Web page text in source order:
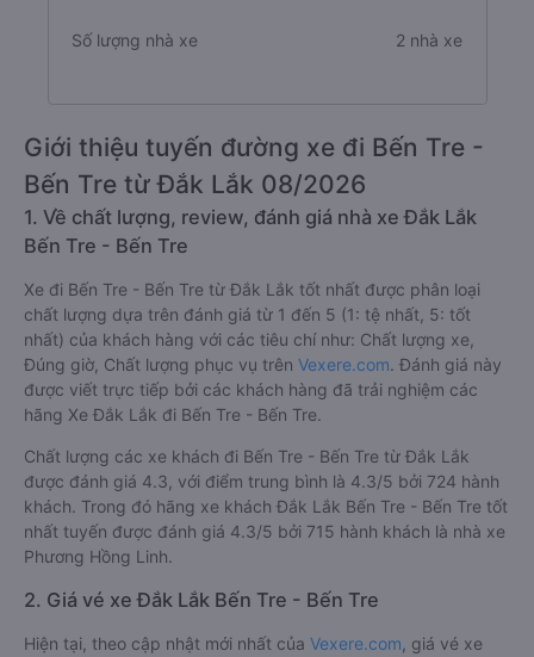
Số lượng nhà xe 2 nhà xe
Giới thiệu tuyến đường xe đi Bến Tre -
Bến Tre từ Đắk Lắk 08/2026
1. Về chất lượng, review, đánh giá nhà xe Đắk Lắk
Bến Tre - Bến Tre
Xe đi Bến Tre - Bến Tre từ Đắk Lắk tốt nhất được phân loại
chất lượng dựa trên đánh giá từ 1 đến 5 (1: tệ nhất, 5: tốt
nhất) của khách hàng với các tiêu chí như: Chất lượng xe,
Đúng giờ, Chất lượng phục vụ trên Vexere.com. Đánh giá này
được viết trực tiếp bởi các khách hàng đã trải nghiệm các
hãng Xe Đắk Lắk đi Bến Tre - Bến Tre.
Chất lượng các xe khách đi Bến Tre - Bến Tre từ Đắk Lắk
được đánh giá 4.3, với điểm trung bình là 4.3/5 bởi 724 hành
khách. Trong đó hãng xe khách Đắk Lắk Bến Tre - Bến Tre tốt
nhất tuyến được đánh giá 4.3/5 bởi 715 hành khách là nhà xe
Phương Hồng Linh.
2. Giá vé xe Đắk Lắk Bến Tre - Bến Tre
Hiện tại, theo cập nhật mới nhất của Vexere.com , giá vé xe